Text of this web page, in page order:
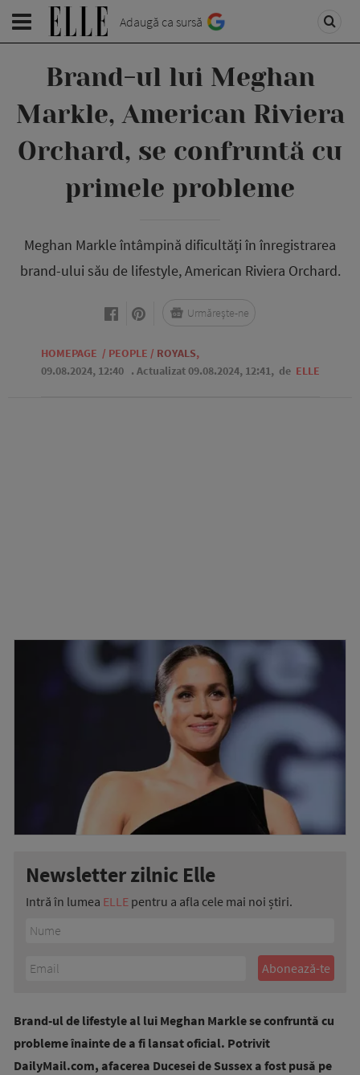
Adaugă ca sursă
Brand-ul lui Meghan
Markle, American Riviera
Orchard, se confruntă cu
primele probleme
Meghan Markle întâmpină dificultăți în înregistrarea
brand-ului său de lifestyle, American Riviera Orchard.
HOMEPAGE / PEOPLE / ROYALS,
09.08.2024, 12:40 . Actualizat 09.08.2024, 12:41, de ELLE
Urmărește-ne
Newsletter zilnic Elle
Intră în lumea ELLE pentru a afla cele mai noi știri.
Brand-ul de lifestyle al lui Meghan Markle se confruntă cu
probleme înainte de a fi lansat oficial. Potrivit
DailyMail.com, afacerea Ducesei de Sussex a fost pusă pe